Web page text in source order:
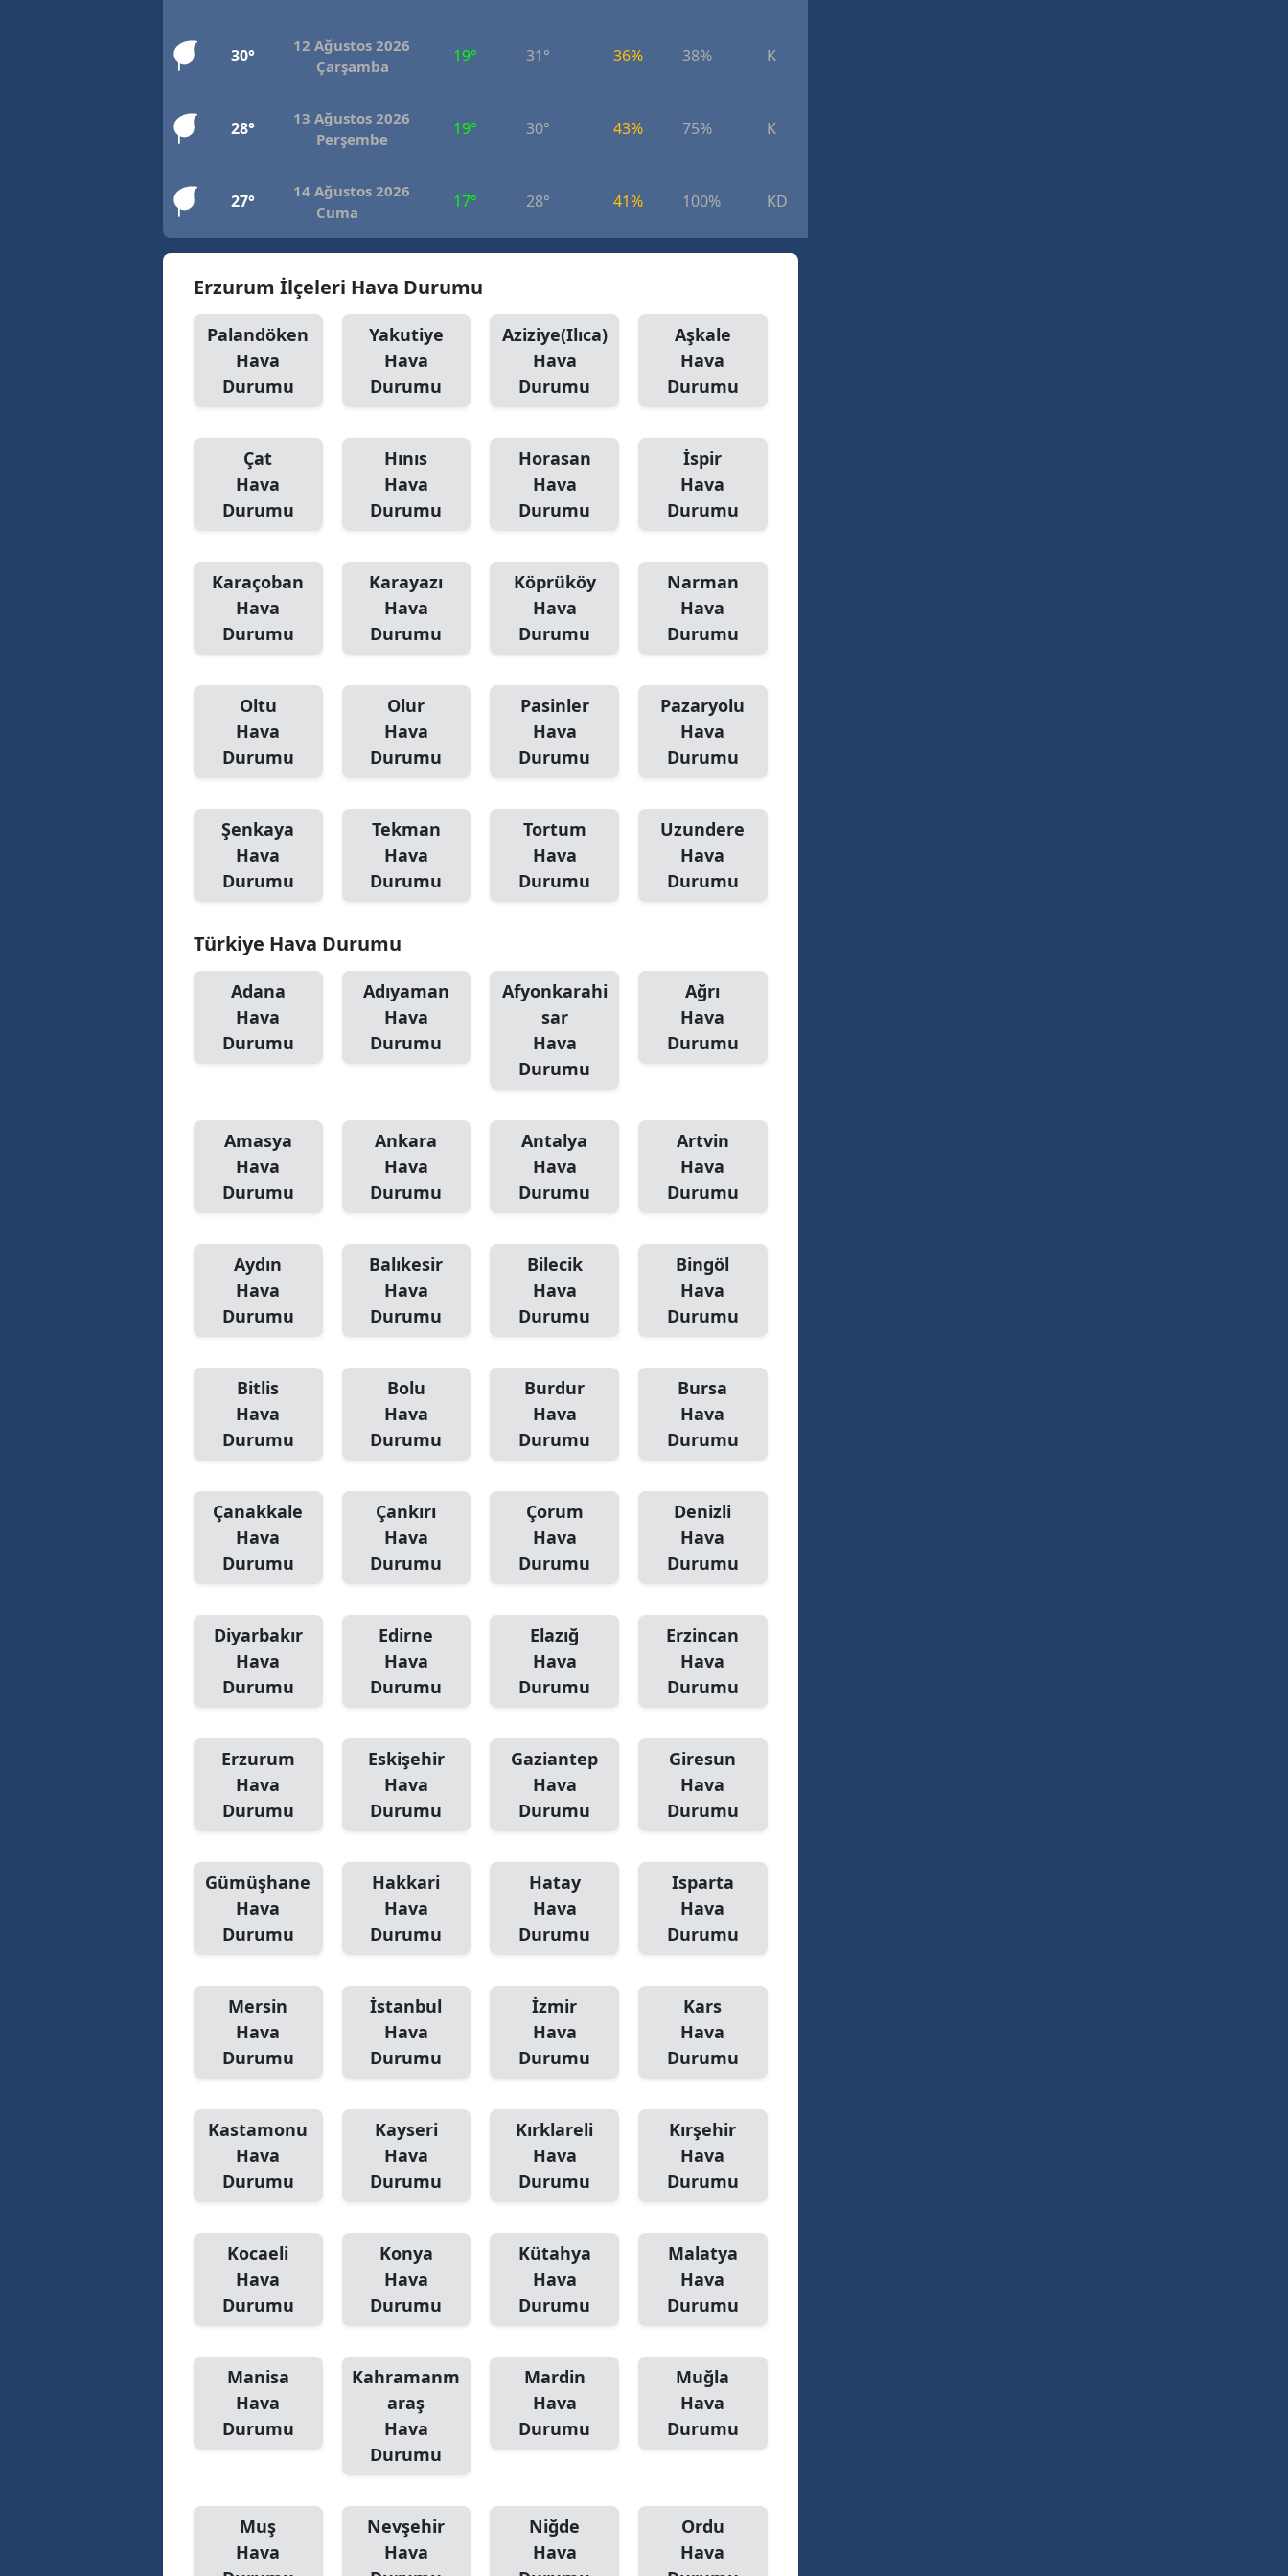
Giresun
Gümüşhane
Hakkari
Mersin
İstanbul
İzmir
Kastamonu
Kırklareli
Kırşehir
Kocaeli
Konya
Kütahya
Malatya
Kahramanmaraş
Muğla
Nevşehir
Niğde
Ordu
Rize
Samsun
Sinop
Sivas
Tokat
Trabzon
Şanlıurfa
Uşak
Van
Yozgat
Zonguldak
Aksaray
Bayburt
Karaman
Kırıkkale
Batman
Şırnak
Bartın
Ardahan
Yalova
Kilis
Osmaniye
30°
12 Ağustos 2026
Çarşamba
19° 31° 36% 38% K
28°
13 Ağustos 2026
Perşembe
19° 30° 43% 75% K
27°
14 Ağustos 2026
Cuma
17° 28° 41% 100% KD
Erzurum İlçeleri Hava Durumu
Palandöken
Hava
Durumu
Yakutiye
Hava
Durumu
Aziziye(Ilıca)
Hava
Durumu
Aşkale
Hava
Durumu
Çat
Hava
Durumu
Hınıs
Hava
Durumu
Horasan
Hava
Durumu
İspir
Hava
Durumu
Karaçoban
Hava
Durumu
Karayazı
Hava
Durumu
Köprüköy
Hava
Durumu
Narman
Hava
Durumu
Oltu
Hava
Durumu
Olur
Hava
Durumu
Pasinler
Hava
Durumu
Pazaryolu
Hava
Durumu
Şenkaya
Hava
Durumu
Tekman
Hava
Durumu
Tortum
Hava
Durumu
Uzundere
Hava
Durumu
Türkiye Hava Durumu
Adana
Hava
Durumu
Adıyaman
Hava
Durumu
Afyonkarahi
sar
Hava
Durumu
Ağrı
Hava
Durumu
Amasya
Hava
Durumu
Ankara
Hava
Durumu
Antalya
Hava
Durumu
Artvin
Hava
Durumu
Aydın
Hava
Durumu
Balıkesir
Hava
Durumu
Bilecik
Hava
Durumu
Bingöl
Hava
Durumu
Bitlis
Hava
Durumu
Bolu
Hava
Durumu
Burdur
Hava
Durumu
Bursa
Hava
Durumu
Çanakkale
Hava
Durumu
Çankırı
Hava
Durumu
Çorum
Hava
Durumu
Denizli
Hava
Durumu
Diyarbakır
Hava
Durumu
Edirne
Hava
Durumu
Elazığ
Hava
Durumu
Erzincan
Hava
Durumu
Erzurum
Hava
Durumu
Eskişehir
Hava
Durumu
Gaziantep
Hava
Durumu
Giresun
Hava
Durumu
Gümüşhane
Hava
Durumu
Hakkari
Hava
Durumu
Hatay
Hava
Durumu
Isparta
Hava
Durumu
Mersin
Hava
Durumu
İstanbul
Hava
Durumu
İzmir
Hava
Durumu
Kars
Hava
Durumu
Kastamonu
Hava
Durumu
Kayseri
Hava
Durumu
Kırklareli
Hava
Durumu
Kırşehir
Hava
Durumu
Kocaeli
Hava
Durumu
Konya
Hava
Durumu
Kütahya
Hava
Durumu
Malatya
Hava
Durumu
Manisa
Hava
Durumu
Kahramanm
araş
Hava
Durumu
Mardin
Hava
Durumu
Muğla
Hava
Durumu
Muş
Hava
Nevşehir
Hava
Niğde
Hava
Ordu
Hava